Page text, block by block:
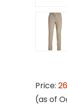
Price:
(as of